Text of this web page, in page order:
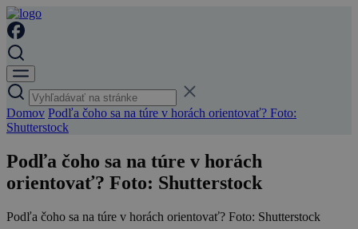
Domov Podľa čoho sa na túre v horách orientovať? Foto:
Shutterstock
Podľa čoho sa na túre v horách
orientovať? Foto: Shutterstock
Podľa čoho sa na túre v horách orientovať? Foto: Shutterstock